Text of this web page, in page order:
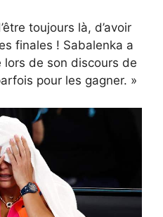
toujours là, d’avoir
finales ! Sabalenka a
lors de son discours de
pour les gagner. »